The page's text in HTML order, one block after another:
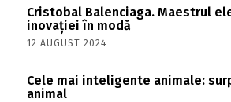
Cristobal Balenciaga. Maestrul
inovației în modă
12 AUGUST 2024
Cele mai inteligente animale:
animal